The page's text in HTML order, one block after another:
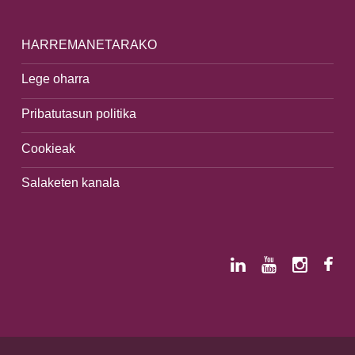
HARREMANETARAKO
Lege oharra
Pribatutasun politika
Cookieak
Salaketen kanala